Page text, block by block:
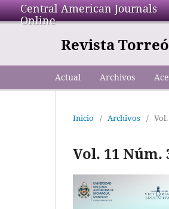
Central American Journals
Online
Revista
Actual Archivos
Inicio / Archivos /
Vol. 11 Núm.